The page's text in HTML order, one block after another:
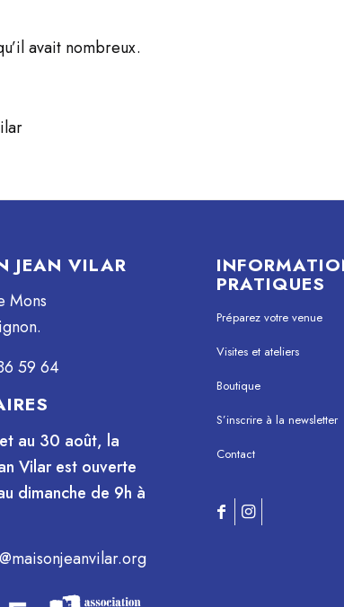
avait nombreux.
JEAN VILAR
Mons
59 64
au 30 août, la
Vilar est ouverte
dimanche de 9h à
PRATIQUES
Préparez votre venue
Visites et ateliers
Boutique
S’inscrire à la newsletter
Contact